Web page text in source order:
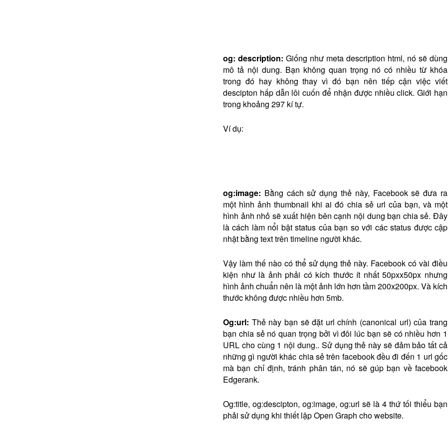
og: description: Giống như meta description html, nó sẽ dùng
mô tả nội dung. Bạn không quan trọng nó có nhiều từ khóa
trong đó hay không thay vì đó bạn nên tiếp cận việc viết
descipton hấp dẫn lôi cuốn để nhận được nhiều click. Giới hạn
trong khoảng 297 kí tự.
Ví dụ:
og:image: Bằng cách sử dụng thẻ này, Facebook sẽ đưa ra
một hình ảnh thumbnail khi ai đó chia sẻ url của bạn, và một
hình ảnh nhỏ sẽ xuất hiện bên cạnh nội dung bạn chia sẻ. Đây
là cách làm nổi bật status của bạn so với các status được cập
nhật bằng text trên timeline người khác.
Vậy làm thế nào có thể sử dụng thẻ này. Facebook có vài điều
kiện như là ảnh phải có kích thước ít nhất 50pxx50px nhưng
hình ảnh chuẩn nên là một ảnh lớn hơn tầm 200x200px. Và kích
thước không được nhiều hơn 5mb.
Og:url: Thẻ này bạn sẽ đặt url chính (canonical url) của trang
bạn chia sẻ nó quan trọng bởi vì đôi lúc bạn sẽ có nhiều hơn 1
URL cho cùng 1 nội dung.. Sử dụng thẻ này sẽ đảm bảo tất cả
những gì người khác chia sẻ trên facebook đều đi đến 1 url gốc
mà bạn chỉ định, tránh phân tán, nó sẽ gúp bạn về facebook
Edgerank.
Og:title, og:descipton, og:image, og:url sẽ là 4 thứ tối thiểu bạn
phải sử dụng khi thiết lập Open Graph cho website.